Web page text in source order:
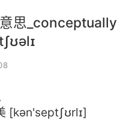
思_conceptually
[kən'septʃʊrlɪ]